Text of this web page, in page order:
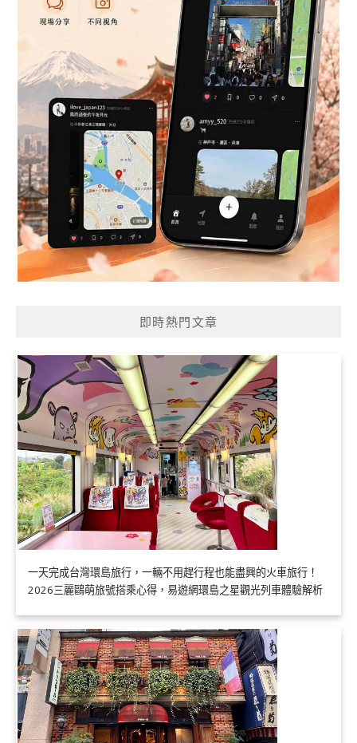
即時熱門文章
一天完成台灣環島旅行，一輛不用趕行程也能盡興的火車旅行！
2026三麗鷗萌旅號搭乘心得，易遊網環島之星觀光列車體驗解析